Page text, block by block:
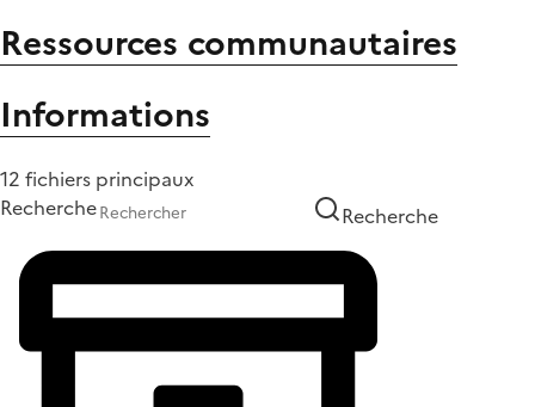
Ressources communautaires
Informations
12 fichiers principaux
Recherche
Recherche